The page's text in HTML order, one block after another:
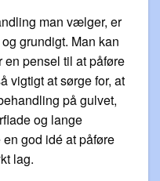
man vælger, er
grundigt. Man kan
pensel til at påføre
vigtigt at sørge for, at
på gulvet,
og lange
god idé at påføre
lag.